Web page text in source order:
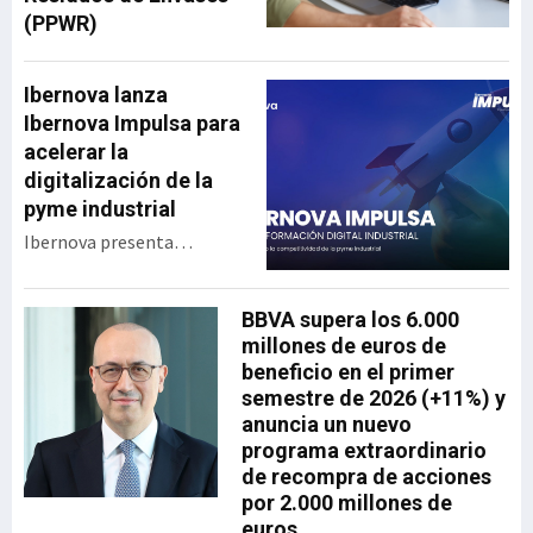
BBVA supera los 6.000
millones de euros de
beneficio en el primer
semestre de 2026 (+11%) y
anuncia un nuevo
programa extraordinario
de recompra de acciones
por 2.000 millones de
(PPWR)
Ibernova lanza
Ibernova Impulsa para
acelerar la
digitalización de la
pyme industrial
Ibernova presenta
programa de apoyo a la
transformación digital
industrial diseñado para
acercar tecnología real a
las pymes con menor
capacidad de inversión y
acompañarlas en un
proceso de digitalización
progresivo, accesible y